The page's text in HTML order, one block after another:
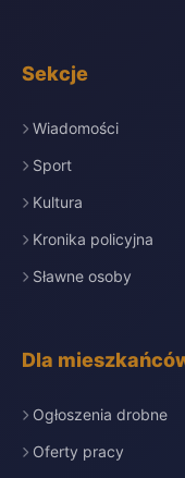
Sekcje
Wiadomości
Sport
Kultura
Kronika policyjna
Sławne osoby
Dla
Ogłoszenia drobne
Oferty pracy